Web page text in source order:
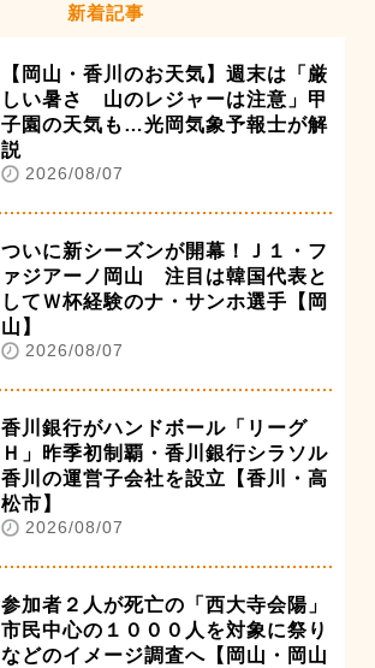
新着記事
【岡山・香川のお天気】週末は「厳
しい暑さ 山のレジャーは注意」甲
子園の天気も…光岡気象予報士が解
説
2026/08/07
ついに新シーズンが開幕！Ｊ１・フ
ァジアーノ岡山 注目は韓国代表と
してＷ杯経験のナ・サンホ選手【岡
山】
2026/08/07
香川銀行がハンドボール「リーグ
Ｈ」昨季初制覇・香川銀行シラソル
香川の運営子会社を設立【香川・高
松市】
2026/08/07
参加者２人が死亡の「西大寺会陽」
市民中心の１０００人を対象に祭り
などのイメージ調査へ【岡山・岡山